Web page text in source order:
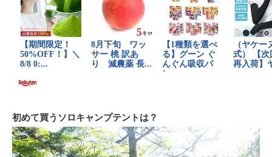
初めて買うソロキャンプテントは？